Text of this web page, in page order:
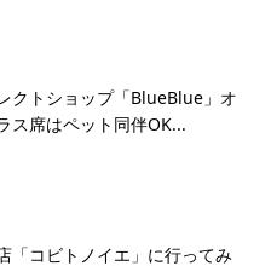
クトショップ「BlueBlue」オ
席はペット同伴OK...
「コビトノイエ」に行ってみ